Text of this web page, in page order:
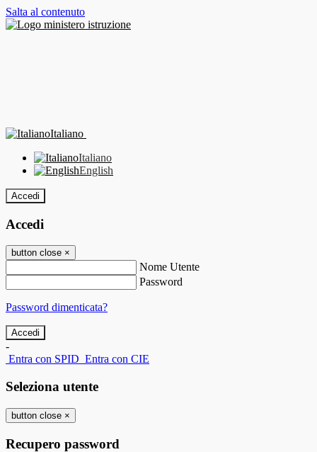
Salta al contenuto
Italiano
Italiano
English
Accedi
Accedi
button close ×
Nome Utente
Password
Password dimenticata?
-
Entra con SPID Entra con CIE
Seleziona utente
button close ×
Recupero password